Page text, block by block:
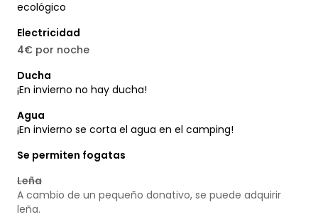
ecológico
Electricidad
4€ por noche
Ducha
¡En invierno no hay ducha!
Agua
¡En invierno se corta el agua en el camping!
Se permiten fogatas
Leña
A cambio de un pequeño donativo, se puede adquirir
leña.